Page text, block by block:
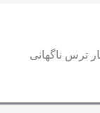
ترس ناگهانی